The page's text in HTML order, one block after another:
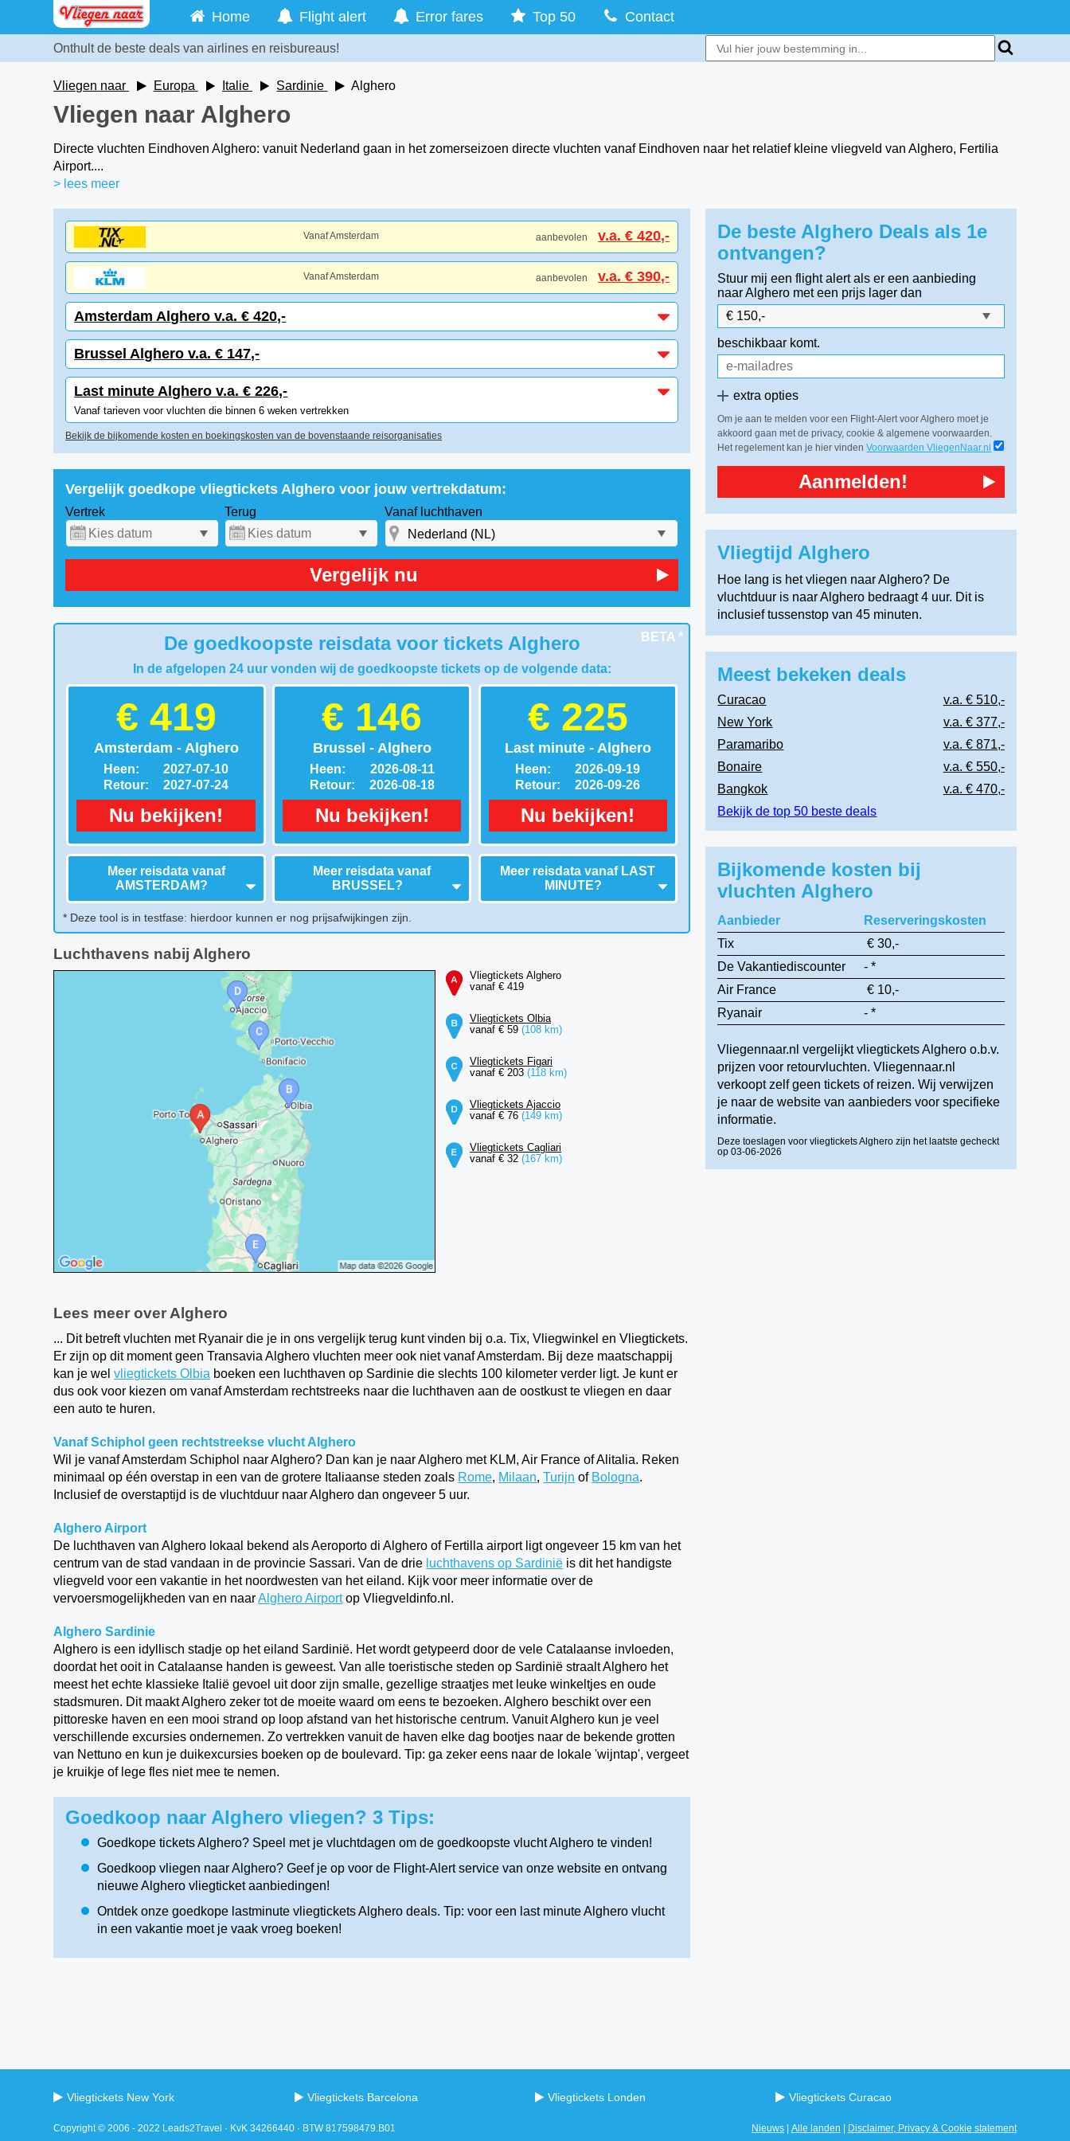
Home Flight alert Error fares Top 50 Contact
Onthult de beste deals van airlines en reisbureaus!
Vliegen naar Europa Italie Sardinie Alghero
Vliegen naar Alghero
Directe vluchten Eindhoven Alghero: vanuit Nederland gaan in het zomerseizoen directe vluchten vanaf Eindhoven naar het relatief kleine vliegveld van Alghero, Fertilia
Airport....
> lees meer
Vanaf Amsterdam aanbevolen v.a. € 420,-
Vanaf Amsterdam aanbevolen v.a. € 390,-
Amsterdam Alghero v.a. € 420,-
Brussel Alghero v.a. € 147,-
Last minute Alghero v.a. € 226,-
Vanaf tarieven voor vluchten die binnen 6 weken vertrekken
Bekijk de bijkomende kosten en boekingskosten van de bovenstaande reisorganisaties
Vergelijk goedkope vliegtickets Alghero voor jouw vertrekdatum:
Vertrek Terug Vanaf luchthaven
Vergelijk nu
BETA *
De goedkoopste reisdata voor tickets Alghero
In de afgelopen 24 uur vonden wij de goedkoopste tickets op de volgende data:
€ 419
Amsterdam - Alghero
Heen:
Retour:
2027-07-10
2027-07-24
Nu bekijken!
Meer reisdata vanaf
AMSTERDAM?
€ 146
Brussel - Alghero
Heen:
Retour:
2026-08-11
2026-08-18
Nu bekijken!
Meer reisdata vanaf
BRUSSEL?
€ 225
Last minute - Alghero
Heen:
Retour:
2026-09-19
2026-09-26
Nu bekijken!
Meer reisdata vanaf LAST
MINUTE?
* Deze tool is in testfase: hierdoor kunnen er nog prijsafwijkingen zijn.
Luchthavens nabij Alghero
Vliegtickets Alghero
vanaf € 419
Vliegtickets Olbia
vanaf € 59 (108 km)
Vliegtickets Figari
vanaf € 203 (118 km)
Vliegtickets Ajaccio
vanaf € 76 (149 km)
Vliegtickets Cagliari
vanaf € 32 (167 km)
Lees meer over Alghero
... Dit betreft vluchten met Ryanair die je in ons vergelijk terug kunt vinden bij o.a. Tix, Vliegwinkel en Vliegtickets.
Er zijn op dit moment geen Transavia Alghero vluchten meer ook niet vanaf Amsterdam. Bij deze maatschappij
kan je welvliegtickets Olbia boeken een luchthaven op Sardinie die slechts 100 kilometer verder ligt. Je kunt er
dus ook voor kiezen om vanaf Amsterdam rechtstreeks naar die luchthaven aan de oostkust te vliegen en daar
een auto te huren.
Vanaf Schiphol geen rechtstreekse vlucht Alghero
Wil je vanaf Amsterdam Schiphol naar Alghero? Dan kan je naar Alghero met KLM, Air France of Alitalia. Reken
minimaal op één overstap in een van de grotere Italiaanse steden zoals Rome, Milaan,Turijn of Bologna.
Inclusief de overstaptijd is de vluchtduur naar Alghero dan ongeveer 5 uur.
Alghero Airport
De luchthaven van Alghero lokaal bekend als Aeroporto di Alghero of Fertilla airport ligt ongeveer 15 km van het
centrum van de stad vandaan in de provincie Sassari. Van de drie luchthavens op Sardinië is dit het handigste
vliegveld voor een vakantie in het noordwesten van het eiland. Kijk voor meer informatie over de
vervoersmogelijkheden van en naarAlghero Airportop Vliegveldinfo.nl.
Alghero Sardinie
Alghero is een idyllisch stadje op het eiland Sardinië. Het wordt getypeerd door de vele Catalaanse invloeden,
doordat het ooit in Catalaanse handen is geweest. Van alle toeristische steden op Sardinië straalt Alghero het
meest het echte klassieke Italië gevoel uit door zijn smalle, gezellige straatjes met leuke winkeltjes en oude
stadsmuren. Dit maakt Alghero zeker tot de moeite waard om eens te bezoeken. Alghero beschikt over een
pittoreske haven en een mooi strand op loop afstand van het historische centrum. Vanuit Alghero kun je veel
verschillende excursies ondernemen. Zo vertrekken vanuit de haven elke dag bootjes naar de bekende grotten
van Nettuno en kun je duikexcursies boeken op de boulevard. Tip: ga zeker eens naar de lokale 'wijntap', vergeet
je kruikje of lege fles niet mee te nemen.
Goedkoop naar Alghero vliegen? 3 Tips:
Goedkope tickets Alghero? Speel met je vluchtdagen om de goedkoopste vlucht Alghero te vinden!
Goedkoop vliegen naar Alghero? Geef je op voor de Flight-Alert service van onze website en ontvang
nieuwe Alghero vliegticket aanbiedingen!
Ontdek onze goedkope lastminute vliegtickets Alghero deals. Tip: voor een last minute Alghero vlucht
in een vakantie moet je vaak vroeg boeken!
De beste Alghero Deals als 1e
ontvangen?
Stuur mij een flight alert als er een aanbieding
naar Alghero met een prijs lager dan
beschikbaar komt.
extra opties
Om je aan te melden voor een Flight-Alert voor Alghero moet je
akkoord gaan met de privacy, cookie & algemene voorwaarden.
Het regelement kan je hier vindenVoorwaarden VliegenNaar.nl
Aanmelden!
Vliegtijd Alghero
Hoe lang is het vliegen naar Alghero? De
vluchtduur is naar Alghero bedraagt 4 uur. Dit is
inclusief tussenstop van 45 minuten.
Meest bekeken deals
Curacao
v.a. € 510,-
New York
v.a. € 377,-
Paramaribo
v.a. € 871,-
Bonaire
v.a. € 550,-
Bangkok
v.a. € 470,-
Bekijk de top 50 beste deals
Bijkomende kosten bij
vluchten Alghero
Aanbieder
Reserveringskosten
Tix
€ 30,-
De Vakantiediscounter
- *
Air France
€ 10,-
Ryanair
- *
Vliegennaar.nl vergelijkt vliegtickets Alghero o.b.v.
prijzen voor retourvluchten. Vliegennaar.nl
verkoopt zelf geen tickets of reizen. Wij verwijzen
je naar de website van aanbieders voor specifieke
informatie.
Deze toeslagen voor vliegtickets Alghero zijn het laatste gecheckt
op 03-06-2026
Vliegtickets New York Vliegtickets Barcelona Vliegtickets Londen Vliegtickets Curacao
Copyright © 2006 - 2022 Leads2Travel · KvK 34266440 · BTW 817598479.B01 Nieuws| Alle landen Disclaimer, Privacy & Cookie statement